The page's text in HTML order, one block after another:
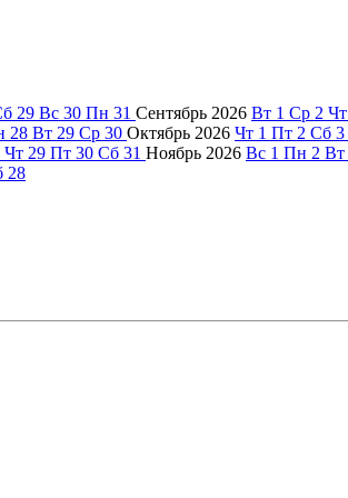
29 Вс 30 Пн 31 Сентябрь 2026 Вт 1 Ср 2 Чт
28 Вт 29 Ср 30 Октябрь 2026 Чт 1 Пт 2 Сб 3
Чт 29 Пт 30 Сб 31 Ноябрь 2026 Вс 1 Пн 2 Вт
28